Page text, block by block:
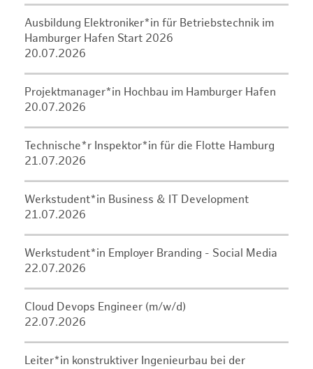
Ausbildung Elektroniker*in für Betriebstechnik im
Hamburger Hafen Start 2026
20.07.2026
Projektmanager*in Hochbau im Hamburger Hafen
20.07.2026
Technische*r Inspektor*in für die Flotte Hamburg
21.07.2026
Werkstudent*in Business & IT Development
21.07.2026
Werkstudent*in Employer Branding - Social Media
22.07.2026
Cloud Devops Engineer (m/w/d)
22.07.2026
Leiter*in konstruktiver Ingenieurbau bei der